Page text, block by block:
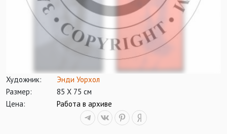
Художник:
Энди Уорхол
Размер:
85 Х 75 см
Цена:
Работа в архиве